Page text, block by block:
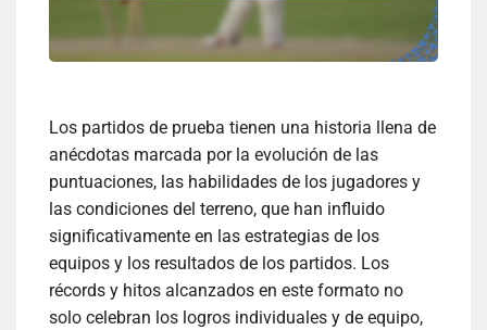
Los partidos de prueba tienen una historia llena de
anécdotas marcada por la evolución de las
puntuaciones, las habilidades de los jugadores y
las condiciones del terreno, que han influido
significativamente en las estrategias de los
equipos y los resultados de los partidos. Los
récords y hitos alcanzados en este formato no
solo celebran los logros individuales y de equipo,